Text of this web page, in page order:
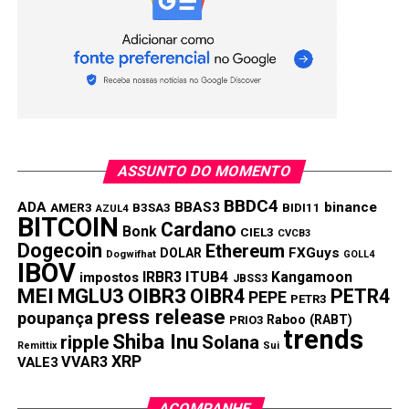
Carteira semanal “Top Picks” XP Investimentos
Oi: Justiça determina que assembleia de credores
ocorra no início de setembro
Nubank: Lança o “resgate planejado” rendimento
pode chegar até 118% do CDI
Compartilhar:
Copy
Link
WhatsApp
Twitter
Facebook
Reddit
Email
TÓPICOS RELACIONADOS:
PRÓXIMA:
ASSUNTO DO MOMENTO
ADA AMER3 AZUL4 B3SA3 BBAS3 BBDC4 BIDI11 binance
BITCOIN Bonk Cardano CIEL3 CVCB3
Dogecoin Dogwifhat DOLAR Ethereum FXGuys GOLL4
IBOV impostos IRBR3 ITUB4 JBSS3 Kangamoon
MEI MGLU3 OIBR3 OIBR4 PEPE PETR3 PETR4
poupança press release PRIO3 Raboo (RABT)
Remittix ripple Shiba Inu Solana Sui trends
VALE3 VVAR3 XRP